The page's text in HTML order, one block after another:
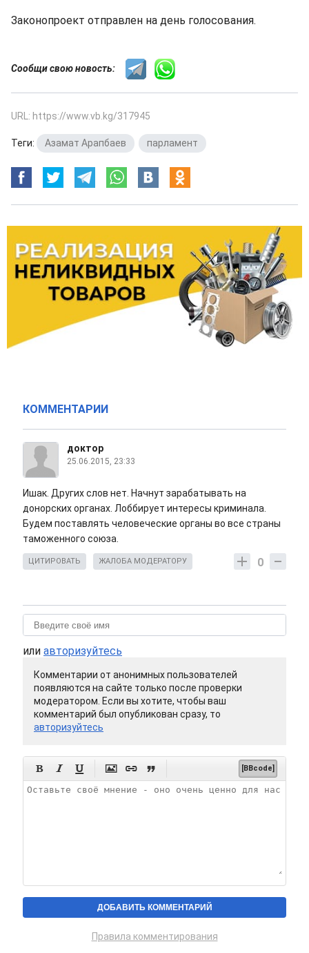
Законопроект отправлен на день голосования.
Сообщи свою новость:
URL: https://www.vb.kg/317945
Теги: Азамат Арапбаев парламент
КОММЕНТАРИИ
доктор
25.06.2015, 23:33
Ишак. Других слов нет. Начнут зарабатывать на
донорских органах. Лоббирует интересы криминала.
Будем поставлять человеческие органы во все страны
таможенного союза.
0
ЦИТИРОВАТЬ ЖАЛОБА МОДЕРАТОРУ
или авторизуйтесь
Комментарии от анонимных пользователей
появляются на сайте только после проверки
модератором. Если вы хотите, чтобы ваш
комментарий был опубликован сразу, то
авторизуйтесь
      [BBcode]
Правила комментирования